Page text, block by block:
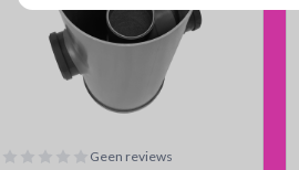
Geen reviews